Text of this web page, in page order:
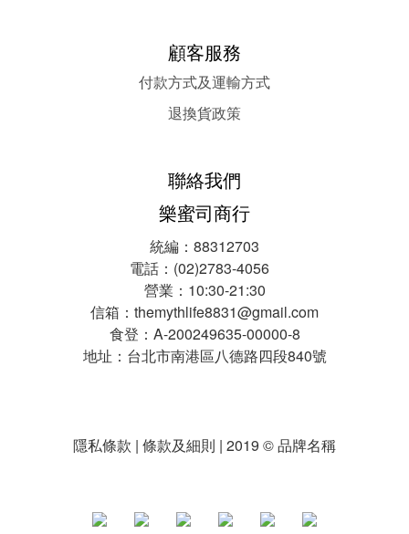
顧客服務
付款方式及運輸方式
退換貨政策
聯絡我們
樂蜜司商行
統編：88312703
電話：(02)2783-4056
營業：10:30-21:30
信箱：themythlife8831@gmail.com
食登：A-200249635-00000-8
地址：台北市南港區八德路四段840號
隱私條款 | 條款及細則 | 2019 © 品牌名稱